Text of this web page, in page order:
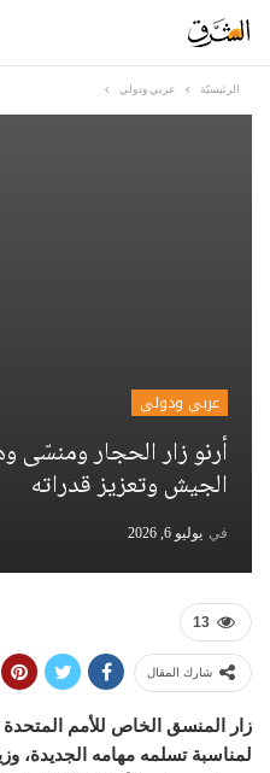
الرئيسيّة عربي ودولي
عربي ودولي
أرنو زار الحجار ومنسّى
الجيش وتعزيز قدراته
في يوليو 6, 2026
13
شارك المقال
زار المنسق الخاص للأمم المتحدة
لمناسبة تسلمه مهامه الجديدة،